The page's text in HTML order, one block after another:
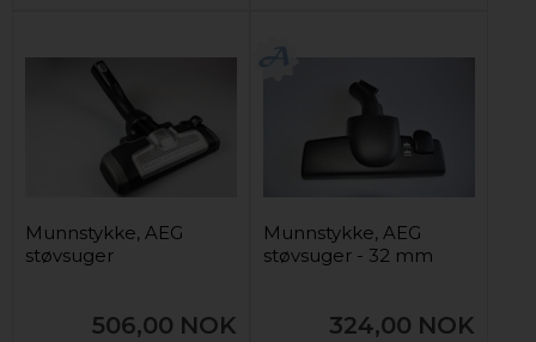
Munnstykke, AEG
støvsuger
506,00 NOK
Munnstykke, AEG
støvsuger - 32 mm
324,00 NOK